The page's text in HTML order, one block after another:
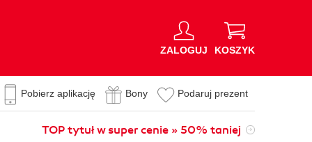
ZALOGUJ KOSZYK
Pobierz aplikację Bony Podaruj prezent
TOP tytuł w super cenie » 50% taniej